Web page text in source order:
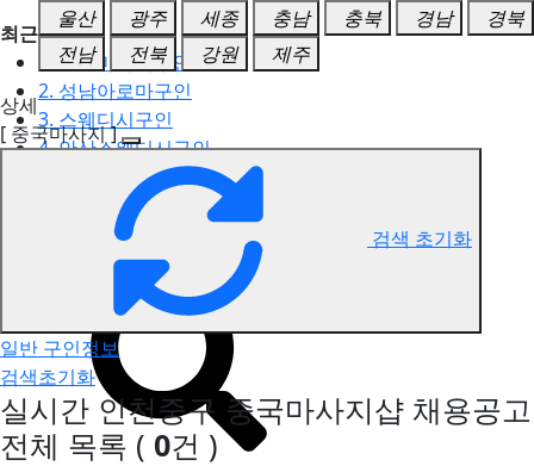
최근검색어
1. 일산마사지구인
2. 성남아로마구인
3. 스웨디시구인
4. 안산스웨디시구인
5. 아로마구인
인천중구 중국마사지 구인정보
울산
광주 세종 충남 충북 경남
경북
전남
전북 강원
제주
상세
[ 중국마사지 ]
검색 초기화
일반 구인정보
검색초기화
실시간 인천중구 중국마사지샵 채용공고
전체 목록 ( 0건 )